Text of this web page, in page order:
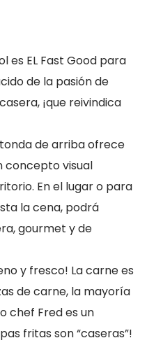
es EL Fast Good para
de la pasión de
¡que reivindica
de arriba ofrece
concepto visual
En el lugar o para
la cena, podrá
gourmet y de
y fresco! La carne es
de carne, la mayoría
chef Fred es un
fritas son “caseras”!